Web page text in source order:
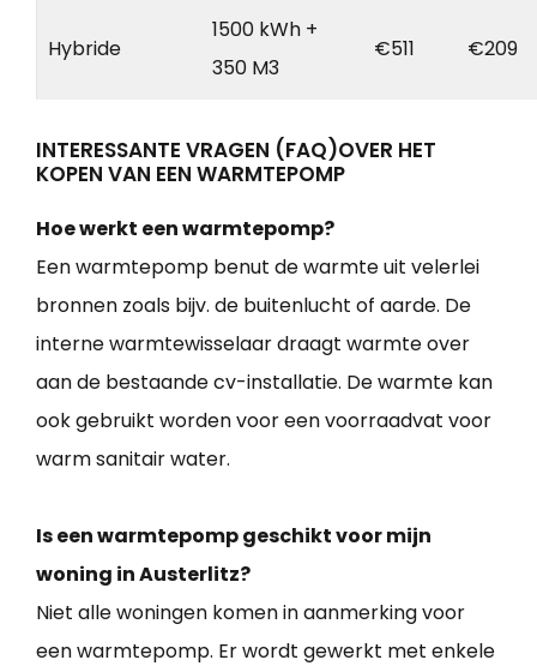
Hybride
1500 kWh +
350 M3
€511 €209
INTERESSANTE VRAGEN (FAQ)OVER HET
KOPEN VAN EEN WARMTEPOMP
Hoe werkt een warmtepomp?
Een warmtepomp benut de warmte uit velerlei
bronnen zoals bijv. de buitenlucht of aarde. De
interne warmtewisselaar draagt warmte over
aan de bestaande cv-installatie. De warmte kan
ook gebruikt worden voor een voorraadvat voor
warm sanitair water.
Is een warmtepomp geschikt voor mijn
woning in Austerlitz?
Niet alle woningen komen in aanmerking voor
een warmtepomp. Er wordt gewerkt met enkele